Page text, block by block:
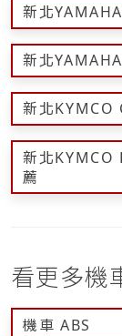
新北
新北
新北KYMCO
新北KYMCO
薦
看更多機
機車 ABS